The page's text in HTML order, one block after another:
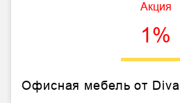
Акция
1%
Офисная мебель от